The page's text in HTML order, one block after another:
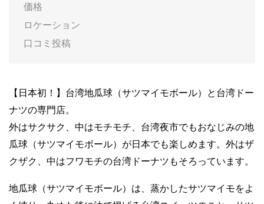
価格
ロケーション
口コミ投稿
【日本初！】台湾地瓜球（サツマイモボール）と台湾ドー
ナツの専門店。
外はサクサク、中はモチモチ、台湾夜市でもおなじみの地
瓜球（サツマイモボール）が日本でも楽しめます。外はザ
クザク、中はフワモチの台湾ドーナツもそろっています。
地瓜球（サツマイモボール）は、蒸かしたサツマイモをよ